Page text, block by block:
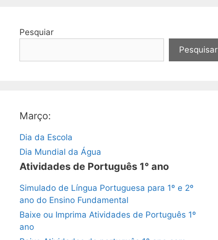
Pesquiar
Pesquisar
Março:
Dia da Escola
Dia Mundial da Água
Atividades de Português 1° ano
Simulado de Língua Portuguesa para 1º e 2º
ano do Ensino Fundamental
Baixe ou Imprima Atividades de Português 1º
ano